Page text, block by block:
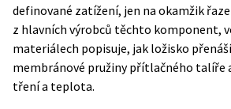
definované zatížení, jen na okamžik
z hlavních výrobců těchto komponent,
materiálech popisuje, jak ložisko
membránové pružiny přítlačného talíře
tření a teplota.